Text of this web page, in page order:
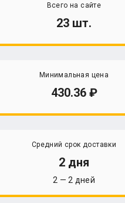
Всего на сайте
23 шт.
Минимальная цена
430.36
Средний срок доставки
2 дня
2 — 2 дней